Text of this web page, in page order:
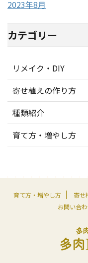
2023年8月
カテゴリー
リメイク・DIY
寄せ植えの作り方
種類紹介
育て方・増やし方
育て方・増やし方 寄せ
お問い合